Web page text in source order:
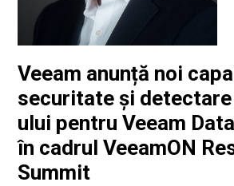
Veeam anunță noi
securitate și detectare
ului pentru Veeam
în cadrul VeeamON
Summit